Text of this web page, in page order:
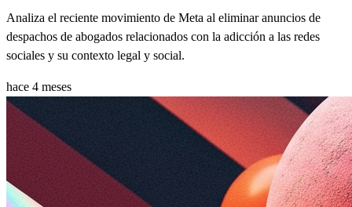
Analiza el reciente movimiento de Meta al eliminar anuncios de
despachos de abogados relacionados con la adicción a las redes
sociales y su contexto legal y social.
hace 4 meses